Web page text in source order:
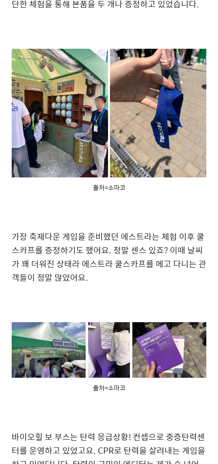
단한 체험을 통해 본품을 두 개나 증정하고 있었습니다.
출처=소마코
가장 축제다운 게임을 준비했던 에스트라는 체험 이후 쿨
스카프를 증정하기도 했어요. 정말 센스 있죠? 이때 날씨
가 꽤 더워진 상태라 에스트라 쿨스카프를 메고 다니는 관
객들이 정말 많았어요.
출처=소마코
바이오힐 보 부스는 탄력 응급상황! 컨셉으로 중증탄력센
터를 운영하고 있었고요. CPR로 탄력을 살려내는 게임을